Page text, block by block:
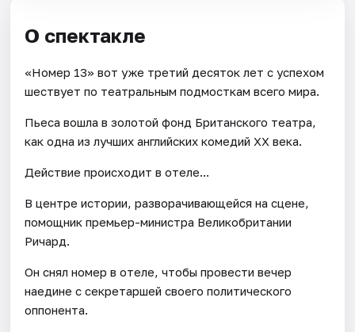
О спектакле
«Номер 13» вот уже третий десяток лет с успехом
шествует по театральным подмосткам всего мира.
Пьеса вошла в золотой фонд Британского театра,
как одна из лучших английских комедий ХХ века.
Действие происходит в отеле...
В центре истории, разворачивающейся на сцене,
помощник премьер-министра Великобритании
Ричард.
Он снял номер в отеле, чтобы провести вечер
наедине с секретаршей своего политического
оппонента.